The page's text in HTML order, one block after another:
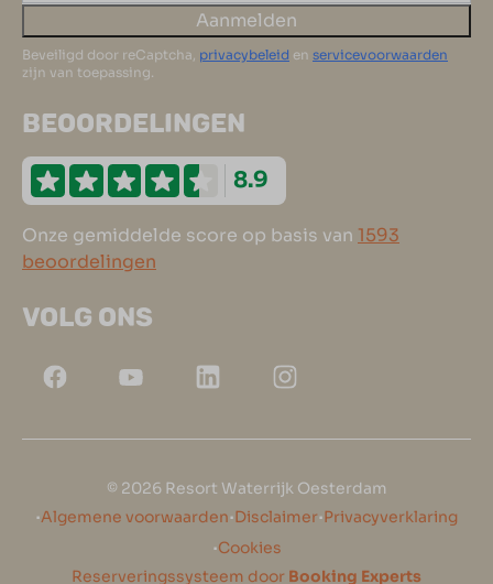
Aanmelden
Beveiligd door reCaptcha, privacybeleid en servicevoorwaarden
zijn van toepassing.
BEOORDELINGEN
8.9
Onze gemiddelde score op basis van 1593
beoordelingen
VOLG ONS
© 2026 Resort Waterrijk Oesterdam
·Algemene voorwaarden·Disclaimer·Privacyverklaring
·Cookies
Reserveringssysteem door Booking Experts